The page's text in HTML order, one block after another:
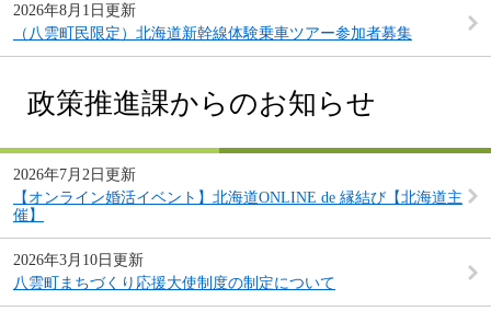
2026年8月1日更新
（八雲町民限定）北海道新幹線体験乗車ツアー参加者募集
政策推進課からのお知らせ
2026年7月2日更新
【オンライン婚活イベント】北海道ONLINE de 縁結び【北海道主
催】
2026年3月10日更新
八雲町まちづくり応援大使制度の制定について